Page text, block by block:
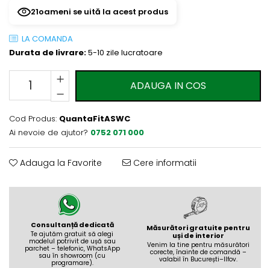
Supreme 8mm
Kronotex - Laminat
Amazone 10 mm
Evolution 12 mm
Herringbone 8 mm
Mammut 12 mm
Robusto 12 mm
23oameni se uită la acest produs
LA COMANDA
Durata de livrare:5-10 zile lucratoare
ADAUGA IN COS
Cod Produs: QuantaFitASWC
Ai nevoie de ajutor? 0752 071 000
Adauga la Favorite Cere informatii
Consultanță dedicată
Te ajutăm gratuit să alegi
modelul potrivit de ușă sau
parchet – telefonic, WhatsApp
sau în showroom (cu
programare).
Măsurători gratuite pentru
uși de interior
Venim la tine pentru măsurători
corecte, înainte de comandă –
valabil în București–Ilfov.